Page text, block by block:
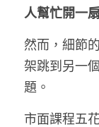
工作坊
證照班
各式文章
官方LINE
人幫忙開一
然而，細節
架跳到另一
題。
市面課程五